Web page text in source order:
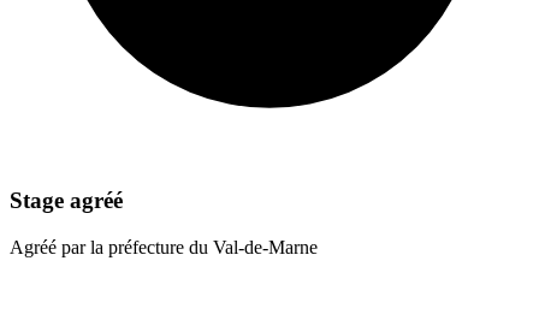
Stage agréé
Agréé par la préfecture du Val-de-Marne